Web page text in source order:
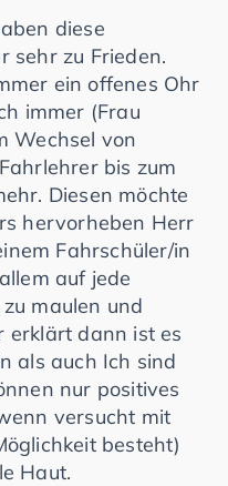
diese
sehr zu Frieden.
ein offenes Ohr
immer (Frau
Wechsel von
bis zum
Diesen möchte
hervorheben Herr
Fahrschüler/in
auf jede
maulen und
erklärt dann ist es
als auch Ich sind
nur positives
versucht mit
besteht)
Haut.